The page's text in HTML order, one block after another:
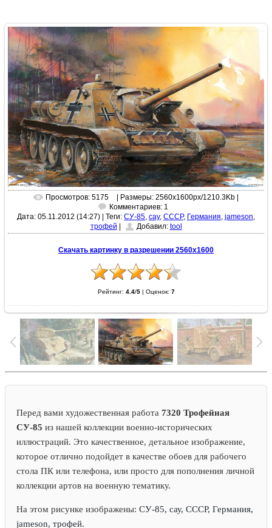
Просмотров: 5175
| Размеры: 2560x1600px/1210.3Kb |
Комментариев: 1
Дата: 05.11.2012 (14:27) | Теги: СУ-85 сау, СССР, Германия jameson
трофей | Добавил: tool
Скачать картинку в разрешении 2560x1600
Рейтинг: 4.4/5| Оценок: 7
Перед вами художественная работа 7320 Трофейная
СУ-85 из нашей коллекции военно-исторических
иллюстраций. Это качественное, детальное изображение,
которое отлично подойдет в качестве обоев для рабочего
стола ПК или телефона, или просто для пополнения личной
коллекции артов на военную тематику.
На этом рисунке изображены: СУ-85, сау, СССР, Германия,
jameson, трофей.